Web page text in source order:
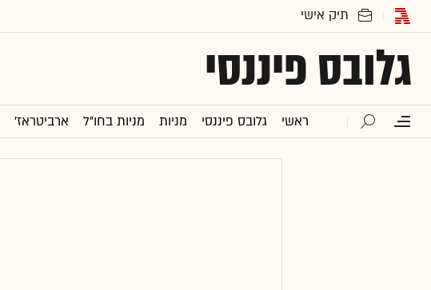
גלובס פיננסי
ראשי גלובס פיננסי מניות מניות בחו"ל ארביטראז'